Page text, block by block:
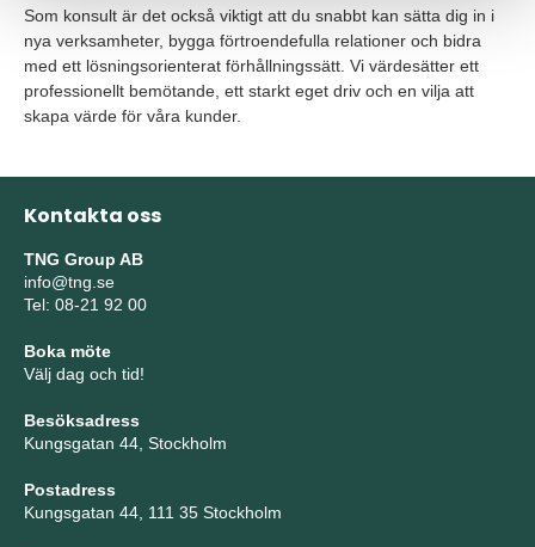
Som konsult är det också viktigt att du snabbt kan sätta dig in i
nya verksamheter, bygga förtroendefulla relationer och bidra
med ett lösningsorienterat förhållningssätt. Vi värdesätter ett
professionellt bemötande, ett starkt eget driv och en vilja att
skapa värde för våra kunder.
Kontakta oss
TNG Group AB
info@tng.se
Tel: 08-21 92 00
Boka möte
Välj dag och tid!
Besöksadress
Kungsgatan 44, Stockholm
Postadress
Kungsgatan 44, 111 35 Stockholm